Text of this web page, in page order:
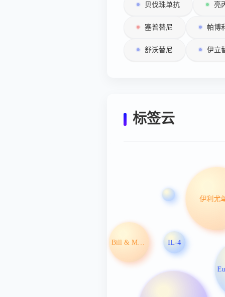
贝伐珠单抗 亮
塞普替尼 帕博
舒沃替尼 伊立
标签云
Bill & Melinda Gates Foundation IL-4
伊利尤